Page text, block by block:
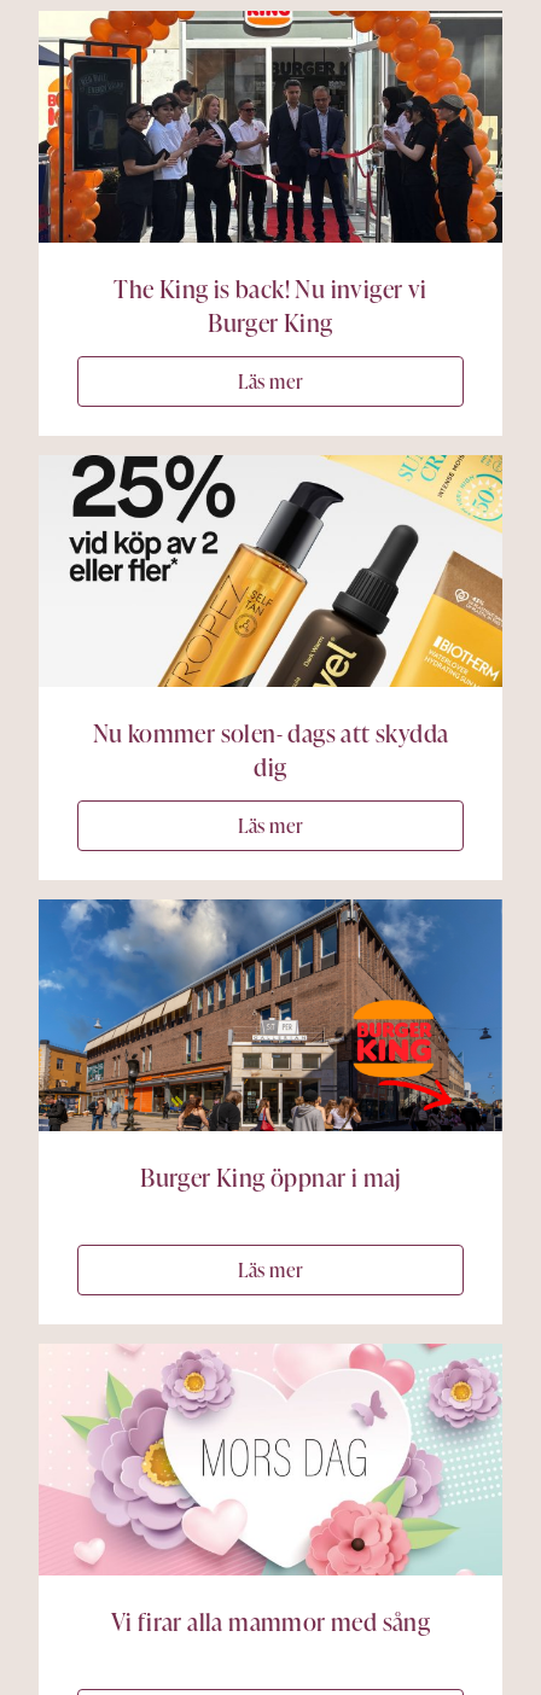
The King is back! Nu inviger vi
Burger King
Läs mer
Nu kommer solen- dags att skydda
dig
Läs mer
Burger King öppnar i maj
Läs mer
Vi firar alla mammor med sång